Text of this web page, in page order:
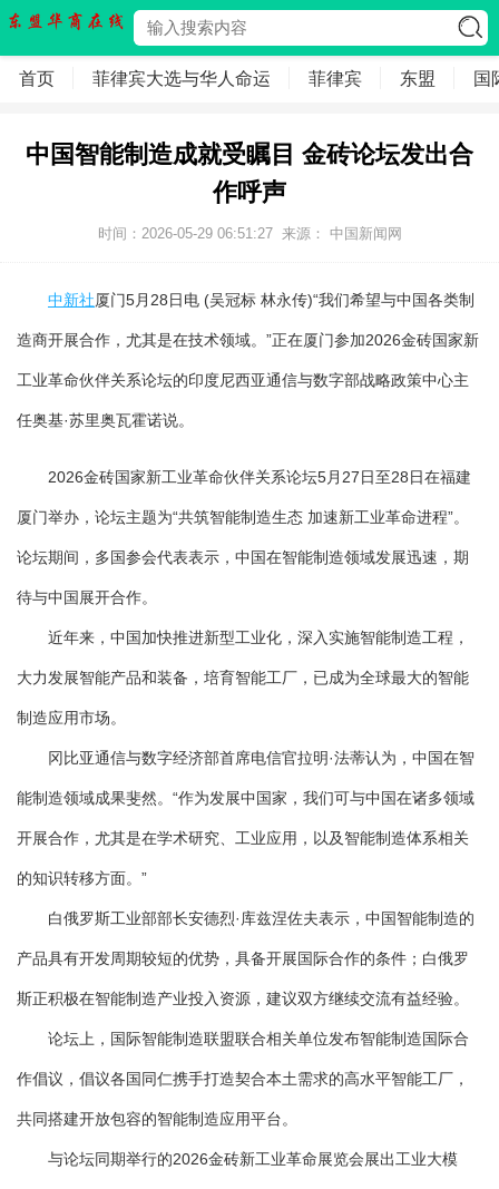
首页 菲律宾大选与华人命运 菲律宾 东盟 国
中国智能制造成就受瞩目 金砖论坛发出合
作呼声
时间：2026-05-29 06:51:27 来源： 中国新闻网
中新社厦门5月28日电 (吴冠标 林永传)“我们希望与中国各类制
造商开展合作，尤其是在技术领域。”正在厦门参加2026金砖国家新
工业革命伙伴关系论坛的印度尼西亚通信与数字部战略政策中心主
任奥基·苏里奥瓦霍诺说。
2026金砖国家新工业革命伙伴关系论坛5月27日至28日在福建
厦门举办，论坛主题为“共筑智能制造生态 加速新工业革命进程”。
论坛期间，多国参会代表表示，中国在智能制造领域发展迅速，期
待与中国展开合作。
近年来，中国加快推进新型工业化，深入实施智能制造工程，
大力发展智能产品和装备，培育智能工厂，已成为全球最大的智能
制造应用市场。
冈比亚通信与数字经济部首席电信官拉明·法蒂认为，中国在智
能制造领域成果斐然。“作为发展中国家，我们可与中国在诸多领域
开展合作，尤其是在学术研究、工业应用，以及智能制造体系相关
的知识转移方面。”
白俄罗斯工业部部长安德烈·库兹涅佐夫表示，中国智能制造的
产品具有开发周期较短的优势，具备开展国际合作的条件；白俄罗
斯正积极在智能制造产业投入资源，建议双方继续交流有益经验。
论坛上，国际智能制造联盟联合相关单位发布智能制造国际合
作倡议，倡议各国同仁携手打造契合本土需求的高水平智能工厂，
共同搭建开放包容的智能制造应用平台。
与论坛同期举行的2026金砖新工业革命展览会展出工业大模